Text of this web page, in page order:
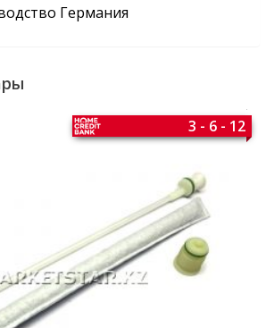
Германия
3 - 6 - 12